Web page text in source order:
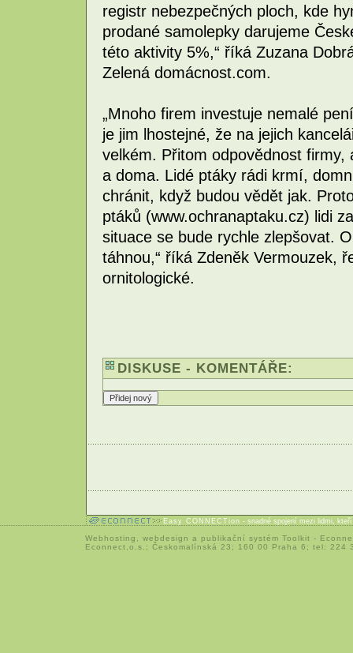
registr nebezpečných ploch, kde
prodané samolepky darujeme
této aktivity 5%,“ říká Zuzana
Zelená domácnost.com.
„Mnoho firem investuje nemalé
je jim lhostejné, že na jejich
velkém. Přitom odpovědnost
a doma. Lidé ptáky rádi krmí,
chránit, když budou vědět jak.
ptáků (www.ochranaptaku.cz) lidi
situace se bude rychle zlepšovat.
táhnou,“ říká Zdeněk Vermouzek,
ornitologické.
DISKUSE - KOMENTÁŘE:
Easy CONNECTion - snadné spojení mezi lidmi,
Webhosting webdesign a publikační systém Toolkit -
Econnect,o.s.; Českomalínská 23; 160 00 Praha 6; tel: 224